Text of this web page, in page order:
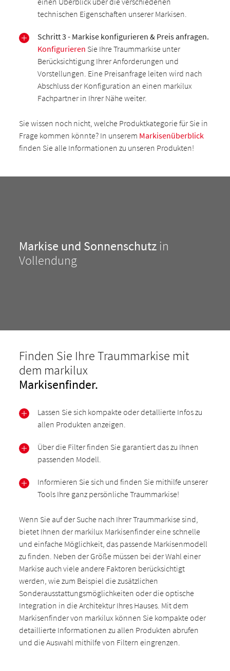
technischen Eigenschaften unserer Markisen.
Schritt 3 - Markise konfigurieren & Preis anfragen.
Konfigurieren Sie Ihre Traummarkise unter
Berücksichtigung Ihrer Anforderungen und
Vorstellungen. Eine Preisanfrage leiten wird nach
Abschluss der Konfiguration an einen markilux
Fachpartner in Ihrer Nähe weiter.
Sie wissen noch nicht, welche Produktkategorie für Sie in
Frage kommen könnte? In unserem Markisenüberblick
finden Sie alle Informationen zu unseren Produkten!
Markise und Sonnenschutz in
Vollendung
Finden Sie Ihre Traummarkise mit
dem markilux
Markisenfinder.
Lassen Sie sich kompakte oder detallierte Infos zu
allen Produkten anzeigen.
Über die Filter finden Sie garantiert das zu Ihnen
passenden Modell.
Informieren Sie sich und finden Sie mithilfe unserer
Tools Ihre ganz persönliche Traummarkise!
Wenn Sie auf der Suche nach Ihrer Traummarkise sind,
bietet Ihnen der markilux Markisenfinder eine schnelle
und einfache Möglichkeit, das passende Markisenmodell
zu finden. Neben der Größe müssen bei der Wahl einer
Markise auch viele andere Faktoren berücksichtigt
werden, wie zum Beispiel die zusätzlichen
Sonderausstattungsmöglichkeiten oder die optische
Integration in die Architektur Ihres Hauses. Mit dem
Markisenfinder von markilux können Sie kompakte oder
detaillierte Informationen zu allen Produkten abrufen
und die Auswahl mithilfe von Filtern eingrenzen.